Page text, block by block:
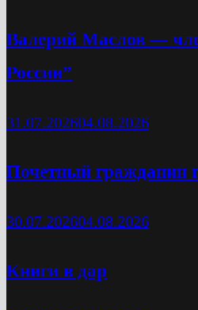
Валерий Маслов —
России”
31.07.202604.08.2026
Почетный гражданин
30.07.202604.08.2026
Книги в дар